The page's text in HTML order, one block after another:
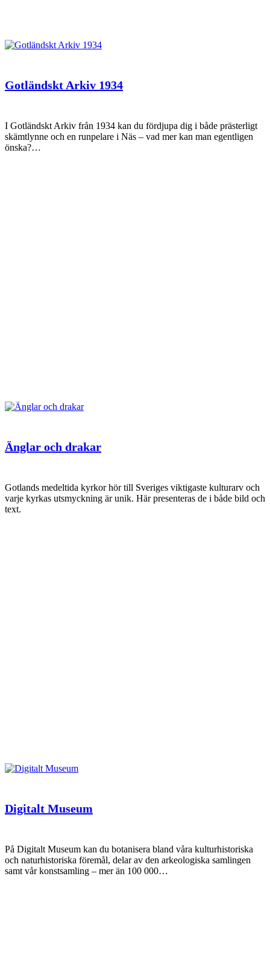
Gotländskt Arkiv 1934
I Gotländskt Arkiv från 1934 kan du fördjupa dig i både prästerligt
skämtlynne och en runpelare i Näs – vad mer kan man egentligen
önska?…
Änglar och drakar
Gotlands medeltida kyrkor hör till Sveriges viktigaste kulturarv och
varje kyrkas utsmyckning är unik. Här presenteras de i både bild och
text.
Digitalt Museum
På Digitalt Museum kan du botanisera bland våra kulturhistoriska
och naturhistoriska föremål, delar av den arkeologiska samlingen
samt vår konstsamling – mer än 100 000…